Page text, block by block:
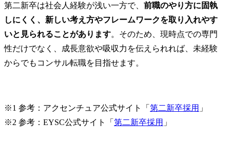
第二新卒は社会人経験が浅い一方で、 前職のやり方に固執
しにくく、新しい考え方やフレームワークを取り入れやす
いと見られることがあります。そのため、現時点での専門
性だけでなく、成長意欲や吸収力を伝えられれば、未経験
からでもコンサル転職を目指せます。
※1 参考：アクセンチュア公式サイト「 第二新卒採用 」
※2 参考：EYSC公式サイト「 第二新卒採用 」